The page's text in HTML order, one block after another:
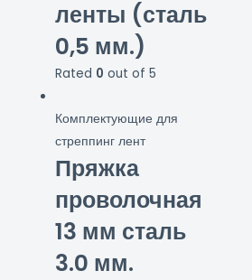
ленты (сталь
0,5 мм.)
Rated 0 out of 5
Комплектующие для
стреппинг лент
Пряжка
проволочная
13 мм сталь
3.0 мм.